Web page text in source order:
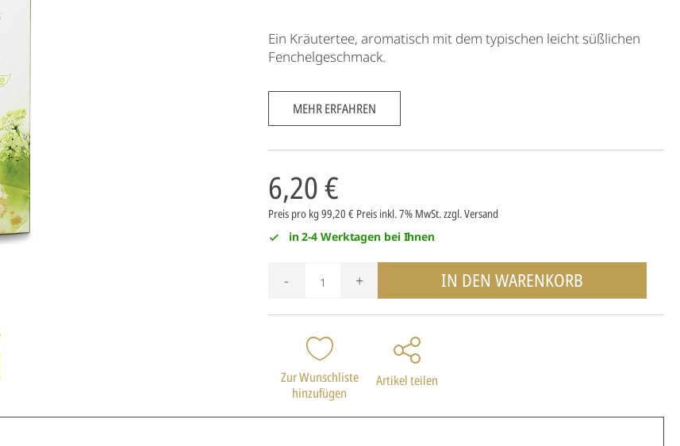
Ein Kräutertee, aromatisch mit dem typischen leicht süßlichen
Fenchelgeschmack.
MEHR ERFAHREN
6,20 €
Preis pro kg 99,20 € Preis inkl. 7% MwSt.zzgl. Versand
in 2-4 Werktagen bei Ihnen
+
- IN DEN WARENKORB
Zur Wunschliste
hinzufügen
Artikel teilen